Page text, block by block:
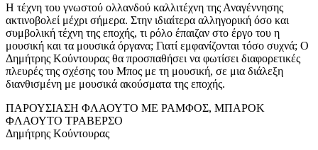
Η τέχνη του γνωστού ολλανδού καλλιτέχνη της Αναγέννησης
ακτινοβολεί μέχρι σήμερα. Στην ιδιαίτερα αλληγορική όσο και
συμβολική τέχνη της εποχής, τι ρόλο έπαιζαν στο έργο του η
μουσική και τα μουσικά όργανα; Γιατί εμφανίζονται τόσο συχνά; Ο
Δημήτρης Κούντουρας θα προσπαθήσει να φωτίσει διαφορετικές
πλευρές της σχέσης του Μπος με τη μουσική, σε μια διάλεξη
διανθισμένη με μουσικά ακούσματα της εποχής.
ΠΑΡΟΥΣΙΑΣΗ ΦΛΑΟΥΤΟ ΜΕ ΡΑΜΦΟΣ, ΜΠΑΡΟΚ
ΦΛΑΟΥΤΟ ΤΡΑΒΕΡΣΟ
Δημήτρης Κούντουρας